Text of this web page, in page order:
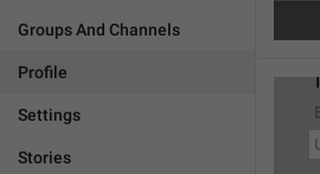
Groups And Channels
Profile
Settings
Stories